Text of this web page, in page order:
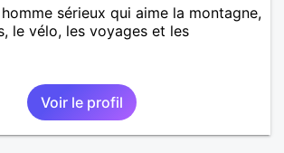
sérieux qui aime la montagne,
le vélo, les voyages et les
Voir le profil